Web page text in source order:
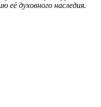
её духовного наследия.